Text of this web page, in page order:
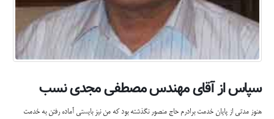
سپاس از آقای مهندس مصطفی مجدی نسب
هنوز مدتی از پایان خدمت برادرم حاج منصور نگذشته بود که من نیز بایستی آماده رفتن به خدمت